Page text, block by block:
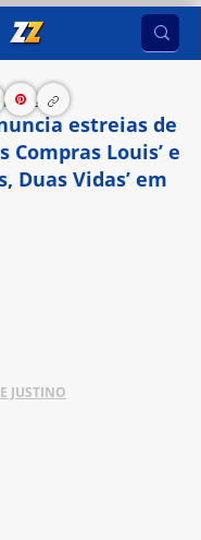
estreias de
Compras Louis’ e
Duas Vidas’ em
de leitura
JUSTINO